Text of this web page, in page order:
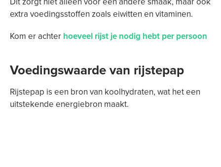
extra voedingsstoffen zoals eiwitten en vitaminen.
Kom er achter hoeveel rijst je nodig hebt per persoon
Voedingswaarde van rijstepap
Rijstepap is een bron van koolhydraten, wat het een
uitstekende energiebron maakt.